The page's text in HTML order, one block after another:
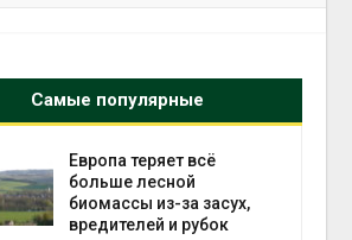
Самые популярные
Европа теряет всё
больше лесной
биомассы из-за засух,
вредителей и рубок